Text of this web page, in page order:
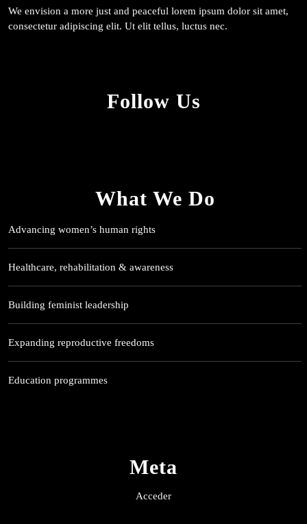
We envision a more just and peaceful lorem ipsum dolor sit amet,
consectetur adipiscing elit. Ut elit tellus, luctus nec.
Follow Us
What We Do
Advancing women’s human rights
Healthcare, rehabilitation & awareness
Building feminist leadership
Expanding reproductive freedoms
Education programmes
Meta
Acceder